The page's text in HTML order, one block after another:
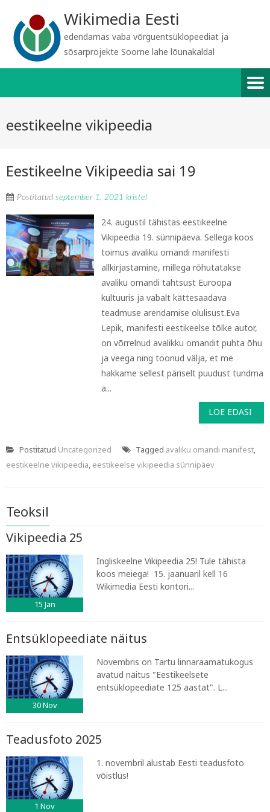
Wikimedia Eesti
edendamas vaba võrguentsüklopeediat ja
sõsarprojekte Soome lahe lõunakaldal
eestikeelne vikipeedia
Eestikeelne Vikipeedia sai 19
Postitatud september 1, 2021 kristel
24. augustil tähistas eestikeelne
Vikipeedia 19. sünnipäeva. Sellega koos
toimus avaliku omandi manifesti
allkirjastamine, millega rõhutatakse
avaliku omandi tähtsust Euroopa
kultuuris ja vabalt kättesaadava
teadmuse arendamise olulisust.Eva
Lepik, manifesti eestikeelse tõlke autor,
on võrrelnud avalikku omandit puhta õhu
ja veega ning toonud välja, et me
hakkame sellest päriselt puudust tundma
a...
LOE EDASI
Postitatud Uncategorized Tagged avaliku omandi manifest,
eestikeelne vikipeedia, eestikeelse vikipeedia sünnipäev
Teoksil
Vikipeedia 25
15 Jan
Ingliskeelne Vikipeedia 25! Tule tähista
koos meiega! 15. jaanuaril kell 16
Wikimedia Eesti kontori...
Entsüklopeediate näitus
30Nov
Novembris on Tartu linnaraamatukogus
avatud näitus "Eestikeelsete
entsüklopeediate 125 aastat". L...
Teadusfoto 2025
1 Nov
1. novembril alustab Eesti teadusfoto
võistlus!